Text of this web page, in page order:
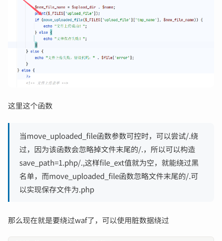
这里这个函数
当move_uploaded_file函数参数可控时，可以尝试/.绕
过，因为该函数会忽略掉文件末尾的/.，所以可以构造
save_path=1.php/.,这样file_ext值就为空，就能绕过黑
名单，而move_uploaded_file函数忽略文件末尾的/.可
以实现保存文件为.php
那么现在就是要绕过waf了，可以使用脏数据绕过